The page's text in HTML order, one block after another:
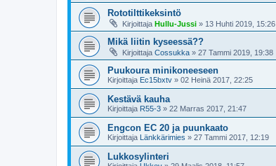
Rototilttikeksintö
Kirjoittaja Hullu-Jussi » 13 Huhti 2019, 15:26
Mikä liitin kyseessä??
Kirjoittaja Cossukka » 27 Tammi 2019, 19:38
Puukoura minikoneeseen
Kirjoittaja Ec15bxtv » 02 Heinä 2017, 22:25
Kestävä kauha
Kirjoittaja R55-3 » 22 Marras 2017, 21:47
Engcon EC 20 ja puunkaato
Kirjoittaja Länkkärimies » 27 Tammi 2017, 12:19
Lukkosylinteri